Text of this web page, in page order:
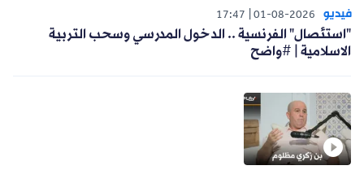
فيديو 01-08-2026
17:47
"استئصال" الفرنسية .. الدخول المدرسي وسحب التربية
الاسلامية | #واضح